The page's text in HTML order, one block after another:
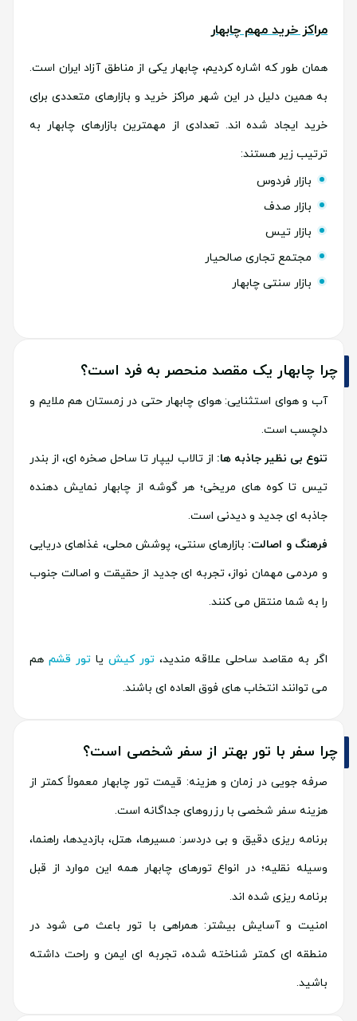
مراکز خرید مهم چابهار
همان طور که اشاره کردیم، چابهار یکی از مناطق آزاد ایران است.
به همین دلیل در این شهر مراکز خرید و بازارهای متعددی برای
خرید ایجاد شده اند. تعدادی از مهمترین بازارهای چابهار به
ترتیب زیر هستند:
بازار فردوس
بازار صدف
بازار تیس
مجتمع تجاری صالحیار
بازار سنتی چابهار
چرا چابهار یک مقصد منحصر به فرد است؟
آب و هوای استثنایی: هوای چابهار حتی در زمستان هم ملایم و
دلچسب است.
تنوع بی نظیر جاذبه ها: از تالاب لیپار تا ساحل صخره ای، از بندر
تیس تا کوه های مریخی؛ هر گوشه از چابهار نمایش دهنده
جاذبه ای جدید و دیدنی است.
فرهنگ و اصالت: بازارهای سنتی، پوشش محلی، غذاهای دریایی
و مردمی مهمان نواز، تجربه ای جدید از حقیقت و اصالت جنوب
را به شما منتقل می کنند.
اگر به مقاصد ساحلی علاقه مندید،تور کیش یاتور قشم هم
می توانند انتخاب های فوق العاده ای باشند.
چرا سفر با تور بهتر از سفر شخصی است؟
صرفه جویی در زمان و هزینه: قیمت تور چابهار معمولاً کمتر از
هزینه سفر شخصی با رزروهای جداگانه است.
برنامه ریزی دقیق و بی دردسر: مسیرها، هتل، بازدیدها، راهنما،
وسیله نقلیه؛ در انواع تورهای چابهار همه این موارد از قبل
برنامه ریزی شده اند.
امنیت و آسایش بیشتر: همراهی با تور باعث می شود در
منطقه ای کمتر شناخته شده، تجربه ای ایمن و راحت داشته
باشید.